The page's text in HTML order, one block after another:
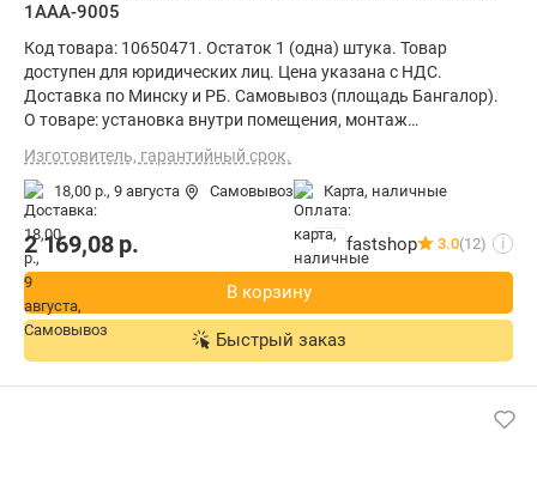
1ААА-9005
Код товара: 10650471. Остаток 1 (одна) штука. Товар
доступен для юридических лиц. Цена указана с НДС.
Доставка по Минску и РБ. Самовывоз (площадь Бангалор).
О товаре: установка внутри помещения, монтаж
защиты IP20, ВхШхГ: 124.5x60x60 см
Изготовитель, гарантийный срок.
18,00 р., 9 августа Самовывоз карта, наличные
2 169,08р. fastshop 3.0(12) i
В корзину
Быстрый заказ